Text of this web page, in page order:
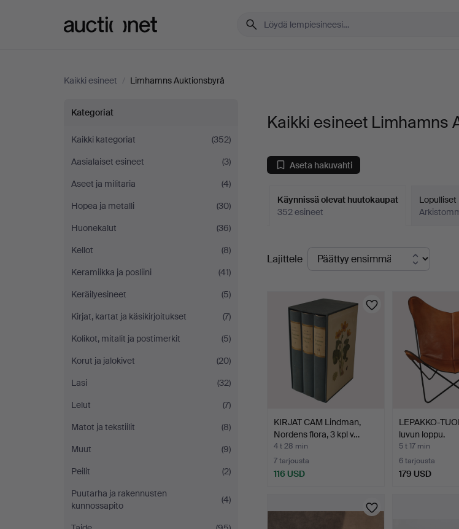
Kaikki esineet / Limhamns Auktionsbyrå
Kaikki
esineet
Limhamns
Auktionsbyrå
Kategoriat
Kaikki kategoriat
(352)
Aasialaiset esineet
(3)
Aseet ja militaria
(4)
Hopea ja metalli
(30)
Huonekalut
(36)
Kellot
(8)
Keramiikka ja posliini
(41)
Keräilyesineet
(5)
Kirjat, kartat ja käsikirjoitukset
(7)
Kolikot, mitalit ja postimerkit
(5)
Korut ja jalokivet
(20)
Lasi
(32)
Lelut
(7)
Matot ja tekstiilit
(8)
Muut
(9)
Peilit
(2)
Puutarha ja rakennusten
kunnossapito
(4)
Kaikki esineet Limhamns
Aseta hakuvahti
Käynnissä olevat huutokaupat
352 esineet
Lopulliset
Käynnissä
olevat
Lajittele
KIRJAT CAM Lindman,
Nordens flora, 3 kpl v…
4 t 28 min
7 tarjousta
116 USD
LEPAKKO-
luvun loppu.
5 t 17 min
6 tarjousta
179 USD